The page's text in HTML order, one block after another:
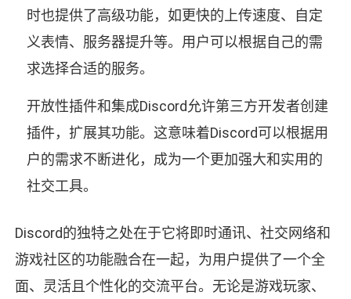
时也提供了高级功能，如更快的上传速度、自定
义表情、服务器提升等。用户可以根据自己的需
求选择合适的服务。
开放性插件和集成Discord允许第三方开发者创建
插件，扩展其功能。这意味着Discord可以根据用
户的需求不断进化，成为一个更加强大和实用的
社交工具。
Discord的独特之处在于它将即时通讯、社交网络和
游戏社区的功能融合在一起，为用户提供了一个全
面、灵活且个性化的交流平台。无论是游戏玩家、